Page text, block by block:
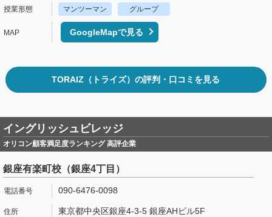
マンツーマン グループ
GoogleMapで見る
TORAIZ（トライズ）の評判・口コミを見る
イングリッシュビレッジ
オリコン顧客満足度ランキング 高評企業
銀座有楽町校（銀座4丁目）
090-6476-0098
東京都中央区銀座4-3-5 銀座AHビル5F